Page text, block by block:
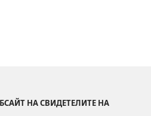
НА СВИДЕТЕЛИТЕ НА